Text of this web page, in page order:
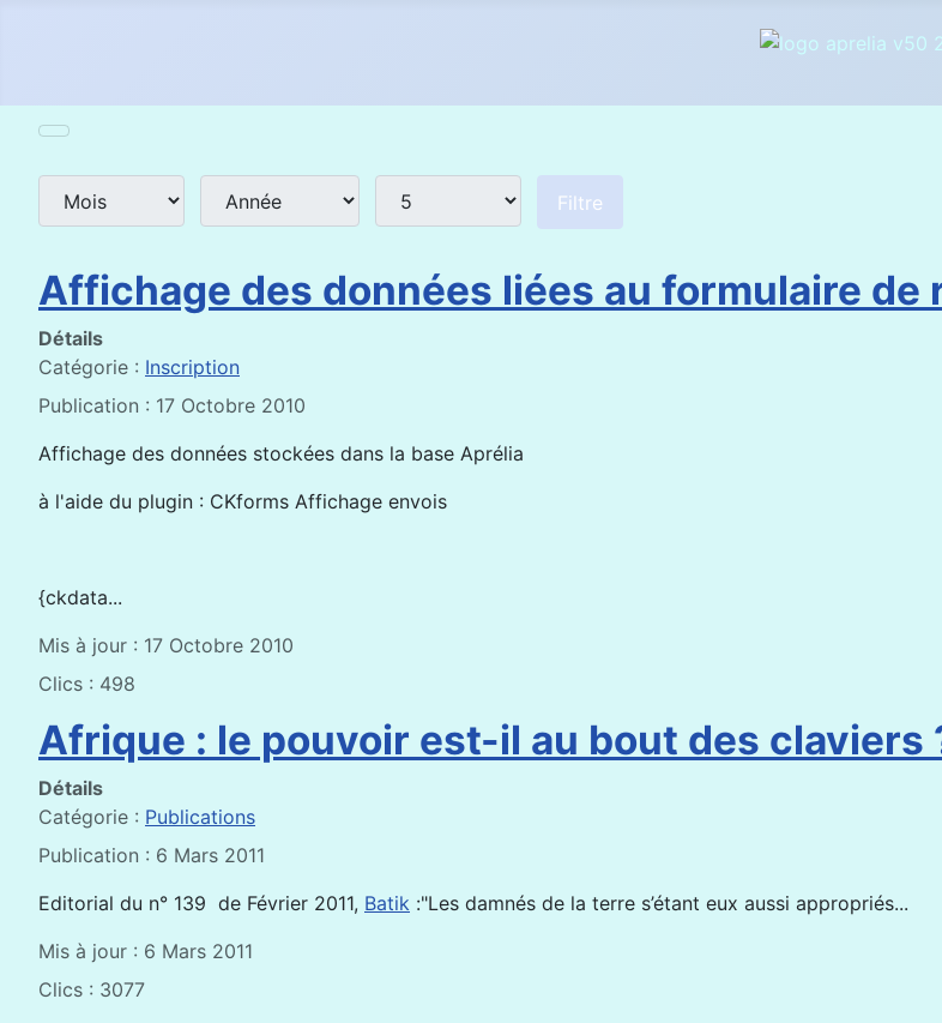
Filtres de recherche
Mois Année Afficher #
Filtre
Affichage des données liées au formulaire de
Détails
Catégorie : Inscription
Publication : 17 Octobre 2010
Affichage des données stockées dans la base Aprélia
à l'aide du plugin : CKforms Affichage envois
{ckdata...
Mis à jour : 17 Octobre 2010
Clics : 498
Afrique : le pouvoir est-il au bout des claviers
Détails
Catégorie : Publications
Publication : 6 Mars 2011
Editorial du n° 139 de Février 2011, Batik :"Les damnés de la terre s’étant eux aussi appropriés...
Mis à jour : 6 Mars 2011
Clics : 3077